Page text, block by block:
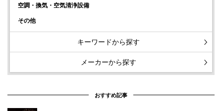
空調・換気・空気清浄設備
その他
キーワードから探す
メーカーから探す
おすすめ記事